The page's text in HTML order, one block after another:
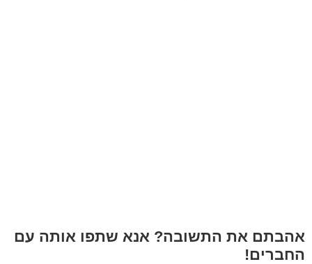
אהבתם את התשובה? אנא שתפו אותה עם
החברים!